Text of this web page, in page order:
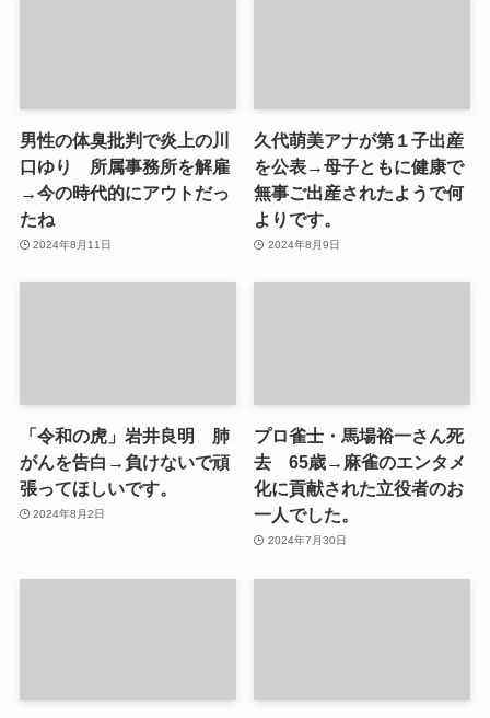
男性の体臭批判で炎上の川
口ゆり 所属事務所を解雇
→今の時代的にアウトだっ
たね
2024年8月11日
久代萌美アナが第１子出産
を公表→母子ともに健康で
無事ご出産されたようで何
よりです。
2024年8月9日
「令和の虎」岩井良明 肺
がんを告白→負けないで頑
張ってほしいです。
2024年8月2日
プロ雀士・馬場裕一さん死
去 65歳→麻雀のエンタメ
化に貢献された立役者のお
一人でした。
2024年7月30日